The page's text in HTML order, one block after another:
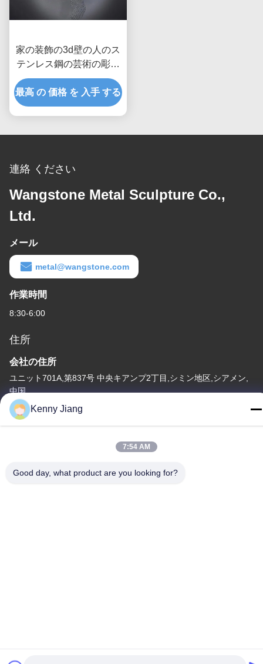
家の装飾の3d壁の人のス
テンレス鋼の芸術の彫刻
のマットの比ゆ的な終わ
り
最高 の 価格 を 入手 する
連絡 ください
Wangstone Metal Sculpture Co.,
Ltd.
メール
metal@wangstone.com
作業時間
8:30-6:00
住所
会社の住所
ユニット701A,第837号 中央キアンプ2丁目,シミン地区,シアメン,
中国
工場住所
86-592-5175705
Kenny Jiang
7:54 AM
Good day, what product are you looking for?